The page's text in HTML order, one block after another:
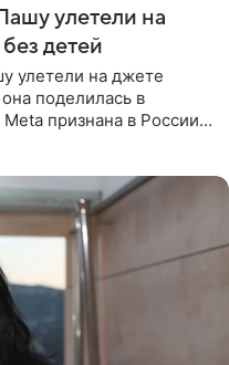
улетели на
детей
улетели на джете
поделилась в
признана в России